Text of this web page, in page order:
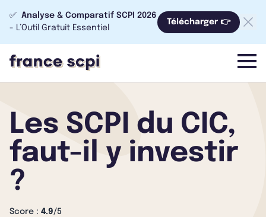
✅ Analyse & Comparatif SCPI 2026
- L’Outil Gratuit Essentiel
Télécharger 👉
menu
Les SCPI du CIC,
faut-il y investir
?
Score : 4.9/5